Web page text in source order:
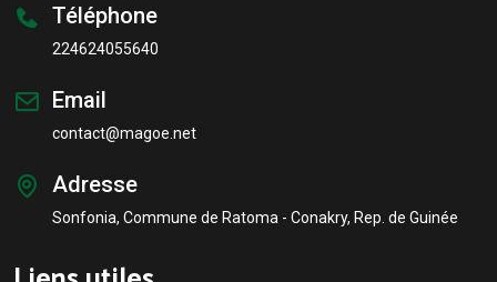
Téléphone
224624055640
Email
contact@magoe.net
Adresse
Sonfonia, Commune de Ratoma - Conakry, Rep. de Guinée